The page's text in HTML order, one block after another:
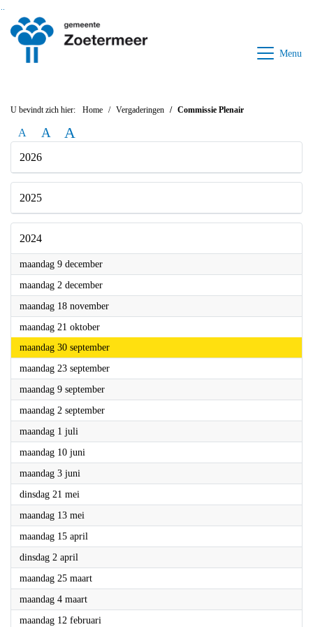
Ga naar de inhoud van deze pagina
Ga naar het zoeken
Ga naar het menu
Menu
U bevindt zich hier: Home Vergaderingen Commissie Plenair
A A A
2026
2025
2024
maandag 9 december2024
maandag 2 december2024
maandag 18 november2024
maandag 21 oktober2024
maandag 30 september2024
maandag 23 september2024
maandag 9 september2024
maandag 2 september2024
maandag 1 juli
maandag 10 juni
maandag 3 juni
dinsdag 21 mei
maandag 13 mei
maandag 15 april
dinsdag 2 april
maandag 25 maart2024
maandag 4 maart2024
maandag 12 februari